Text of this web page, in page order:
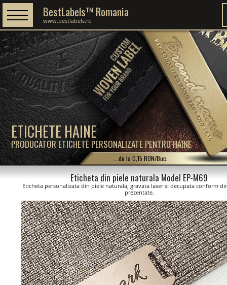
ETICHETE HAINE
PRODUCATOR ETICHETE PERSONALIZATE PENTRU HAINE
BestLabels™ Romania
www.bestlabels.ro
...de la 0,15 RON/Buc.
Eticheta din piele naturala Model EP-M69
Eticheta personalizata din piele naturala, gravata laser si decupata conform
prezentate.